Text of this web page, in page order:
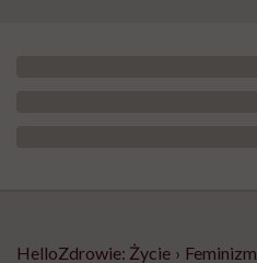
HelloZdrowie: Życie › Feminizm